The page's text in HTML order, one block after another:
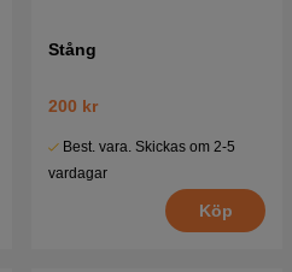
Stång
200 kr
Best. vara. Skickas om 2-5
vardagar
Köp